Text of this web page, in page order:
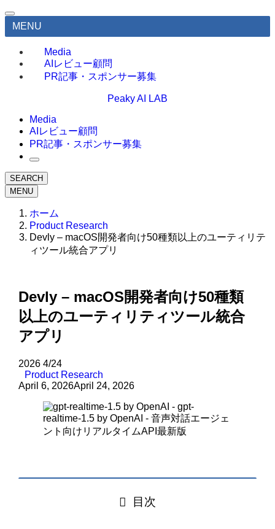
MENU
Media
AIレビュー顧問
PR記事・スポンサー募集
Peaky AI LAB
Media
AIレビュー顧問
PR記事・スポンサー募集
SEARCH
MENU
ホーム
Product Research
Devly – macOS開発者向け50種類以上のユーティリテ
ィツール統合アプリ
Devly – macOS開発者向け50種類
以上のユーティリティツール統合
アプリ
2026 4/24
Product Research
April 6, 2026April 24, 2026
目次